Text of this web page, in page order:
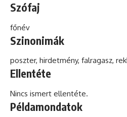
Szófaj
főnév
Szinonimák
poszter, hirdetmény, falragasz,
Ellentéte
Nincs ismert ellentéte.
Példamondatok